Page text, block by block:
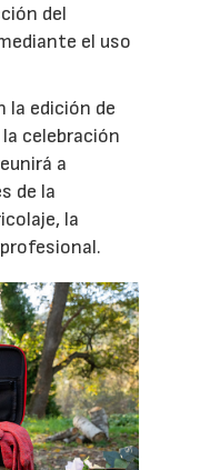
del
el uso
la edición de
celebración
a
de la
la